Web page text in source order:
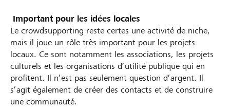
Important pour les idées locales
Le crowdsupporting reste certes une activité de niche,
mais il joue un rôle très important pour les projets
locaux. Ce sont notamment les associations, les projets
culturels et les organisations d’utilité publique qui en
profitent. Il n’est pas seulement question d’argent. Il
s’agit également de créer des contacts et de construire
une communauté.